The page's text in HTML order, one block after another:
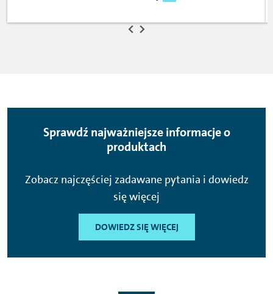
Sprawdź najważniejsze informacje o
produktach
Zobacz najczęściej zadawane pytania i dowiedz
się więcej
DOWIEDZ SIĘ WIĘCEJ